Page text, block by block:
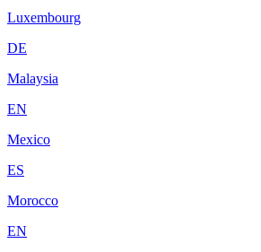
Luxembourg
DE
Malaysia
EN
Mexico
ES
Morocco
EN